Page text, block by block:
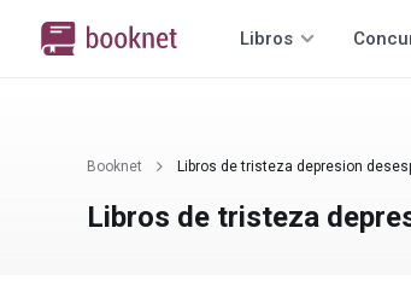
Libros
Booknet Libros de tristeza depresion
Libros de tristeza